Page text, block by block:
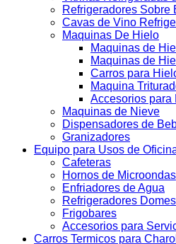
Refrigeradores Sobre
Cavas de Vino
Maquinas De Hielo
Maquinas de
Maquinas de
Carros para
Maquina
Accesorios para
Maquinas de Nieve
Dispensadores de
Granizadores
Equipo para Usos de
Cafeteras
Hornos de Microondas
Enfriadores de Agua
Refrigeradores
Frigobares
Accesorios para
Carros Termicos para